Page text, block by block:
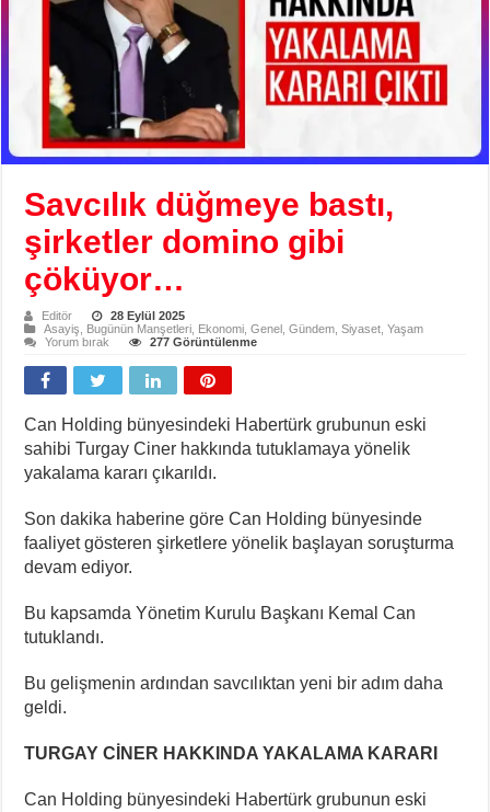
Savcılık düğmeye bastı,
şirketler domino gibi
çöküyor…
Editör
28 Eylül 2025
Asayiş
Bugünün Manşetleri Ekonomi ,Genel ,Gündem ,Siyaset ,Yaşam
Yorum bırak
277 Görüntülenme
Can Holding bünyesindeki Habertürk grubunun eski
sahibi Turgay Ciner hakkında tutuklamaya yönelik
yakalama kararı çıkarıldı.
Son dakika haberine göre Can Holding bünyesinde
faaliyet gösteren şirketlere yönelik başlayan soruşturma
devam ediyor.
Bu kapsamda Yönetim Kurulu Başkanı Kemal Can
tutuklandı.
Bu gelişmenin ardından savcılıktan yeni bir adım daha
geldi.
TURGAY CİNER HAKKINDA YAKALAMA KARARI
Can Holding bünyesindeki Habertürk grubunun eski